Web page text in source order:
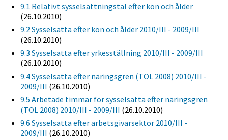
9.1 Relativt sysselsättningstal efter kön och ålder
(26.10.2010)
9.2 Sysselsatta efter kön och ålder 2010/III - 2009/III
(26.10.2010)
9.3 Sysselsatta efter yrkesställning 2010/III - 2009/III
(26.10.2010)
9.4 Sysselsatta efter näringsgren (TOL 2008) 2010/III -
2009/III (26.10.2010)
9.5 Arbetade timmar för sysselsatta efter näringsgren
(TOL 2008) 2010/III - 2009/III (26.10.2010)
9.6 Sysselsatta efter arbetsgivarsektor 2010/III -
2009/III (26.10.2010)